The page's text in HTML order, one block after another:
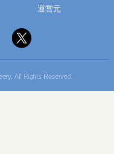
運営元
All Rights Reserved.